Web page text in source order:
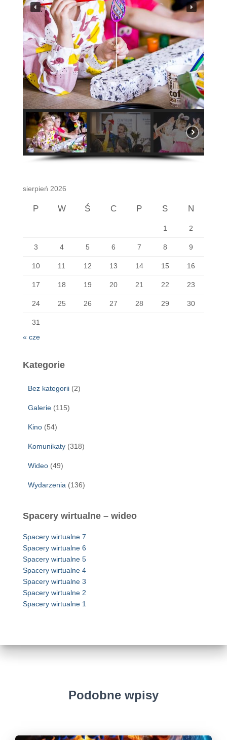
sierpień 2026
P W Ś C P S N
1 2
3 4 5 6 7 8 9
10 11 12 13 14 15 16
17 18 19 20 21 22 23
24 25 26 27 28 29 30
31
« cze
Kategorie
Bez kategorii (2)
Galerie (115)
Kino (54)
Komunikaty (318)
Wideo (49)
Wydarzenia (136)
Spacery wirtualne – wideo
Spacery wirtualne 7
Spacery wirtualne 6
Spacery wirtualne 5
Spacery wirtualne 4
Spacery wirtualne 3
Spacery wirtualne 2
Spacery wirtualne 1
Podobne wpisy